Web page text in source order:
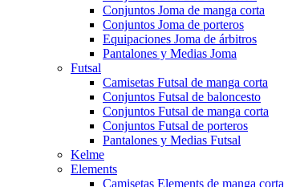
Conjuntos Joma de manga corta
Conjuntos Joma de porteros
Equipaciones Joma de árbitros
Pantalones y Medias Joma
Futsal
Camisetas Futsal de manga corta
Conjuntos Futsal de baloncesto
Conjuntos Futsal de manga corta
Conjuntos Futsal de porteros
Pantalones y Medias Futsal
Kelme
Elements
Camisetas Elements de manga corta